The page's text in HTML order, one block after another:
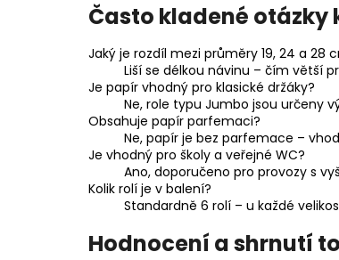
Často kladené
Jaký je rozdíl mezi průměry 19, 24 a 28
Liší se délkou návinu – čím větší
Je papír vhodný pro klasické držáky?
Ne, role typu Jumbo jsou určeny
Obsahuje papír parfemaci?
Ne, papír je bez parfemace –
Je vhodný pro školy a veřejné WC?
Ano, doporučeno pro provozy s
Kolik rolí je v balení?
Standardně 6 rolí – u každé
Hodnocení a shrnutí